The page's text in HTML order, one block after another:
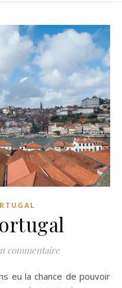
commentaire